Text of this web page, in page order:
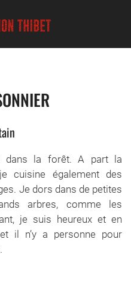
dans la forêt. A part la
cuisine également des
Je dors dans de petites
arbres, comme les
je suis heureux et en
il n’y a personne pour